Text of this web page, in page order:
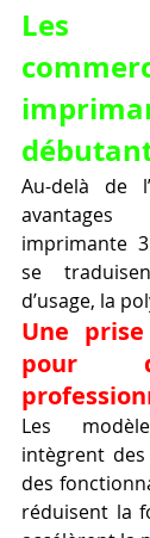
Les
Au-delà de
avantages
imprimante
se
d’usage, la
Une
pour
Les
intègrent
des
réduisent la